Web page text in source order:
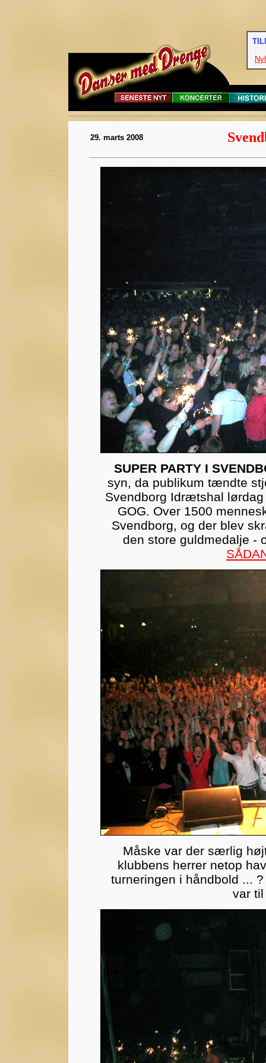
29. marts 2008
SUPER PARTY I
syn, da publikum tændte
Svendborg Idrætshal
GOG. Over 1500
Svendborg, og der blev
den store guldmedalje -
Måske var der særlig
klubbens herrer netop
turneringen i håndbold ...
var